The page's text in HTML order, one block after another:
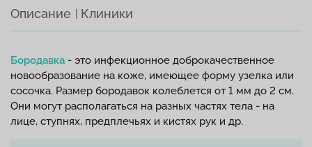
Описание Клиники
Бородавка - это инфекционное доброкачественное
новообразование на коже, имеющее форму узелка или
сосочка. Размер бородавок колеблется от 1 мм до 2 см.
Они могут располагаться на разных частях тела - на
лице, ступнях, предплечьях и кистях рук и др.